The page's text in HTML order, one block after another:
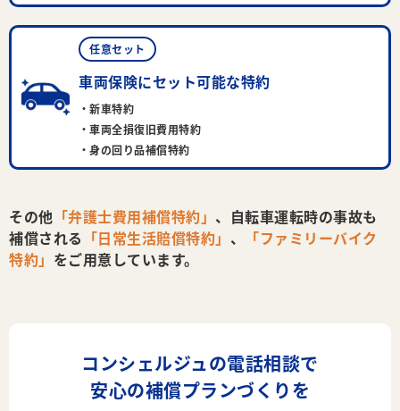
任意セット
車両保険にセット可能な特約
新車特約
車両全損復旧費用特約
身の回り品補償特約
その他 「弁護士費用補償特約」 、 自転車運転時の事故も
補償される 「日常生活賠償特約」 、
「ファミリーバイク
特約」 をご用意しています。
コンシェルジュの電話相談で
安心の補償プランづくりを